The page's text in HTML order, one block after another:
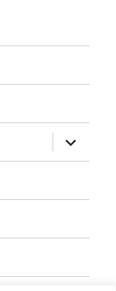
Zobrazit
položky